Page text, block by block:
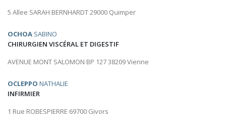
5 Allee SARAH BERNHARDT 29000 Quimper
OCHOA SABINO
CHIRURGIEN VISCÉRAL ET DIGESTIF
AVENUE MONT SALOMON BP 127 38209 Vienne
OCLEPPO NATHALIE
INFIRMIER
1 Rue ROBESPIERRE 69700 Givors